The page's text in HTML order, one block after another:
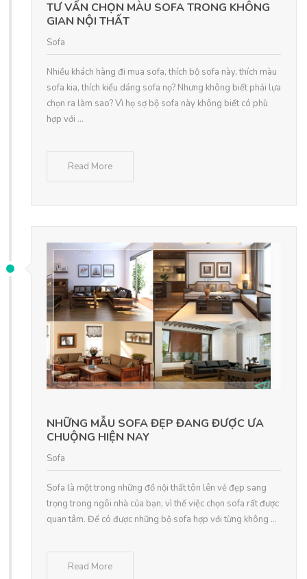
TƯ VẤN CHỌN MÀU SOFA TRONG KHÔNG
GIAN NỘI THẤT
Sofa
Nhiều khách hàng đi mua sofa, thích bộ sofa này, thích màu
sofa kia, thích kiểu dáng sofa nọ? Nhưng không biết phải lựa
chọn ra làm sao? Vì họ sợ bộ sofa này không biết có phù
hợp với ...
Read More
NHỮNG MẪU SOFA ĐẸP ĐANG ĐƯỢC ƯA
CHUỘNG HIỆN NAY
Sofa
Sofa là một trong những đồ nội thất tôn lên vẻ đẹp sang
trọng trong ngôi nhà của bạn, vì thế việc chọn sofa rất được
quan tâm. Để có được những bộ sofa hợp với từng không ...
Read More